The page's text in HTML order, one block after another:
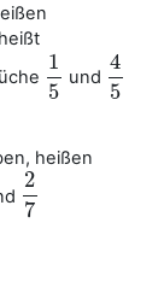
1
5
15 und
4
5
45
heißen
2
7
27